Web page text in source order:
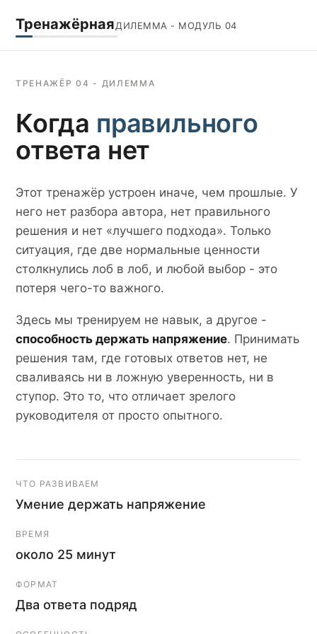
ТренажёрнаяДИЛЕММА - МОДУЛЬ 04
ТРЕНАЖЁР 04 - ДИЛЕММА
Когда правильного
ответа нет
Этот тренажёр устроен иначе, чем прошлые. У
него нет разбора автора, нет правильного
решения и нет «лучшего подхода». Только
ситуация, где две нормальные ценности
столкнулись лоб в лоб, и любой выбор - это
потеря чего-то важного.
Здесь мы тренируем не навык, а другое -
способность держать напряжение. Принимать
решения там, где готовых ответов нет, не
сваливаясь ни в ложную уверенность, ни в
ступор. Это то, что отличает зрелого
руководителя от просто опытного.
ЧТО РАЗВИВАЕМ
Умение держать напряжение
ВРЕМЯ
около 25 минут
ФОРМАТ
Два ответа подряд